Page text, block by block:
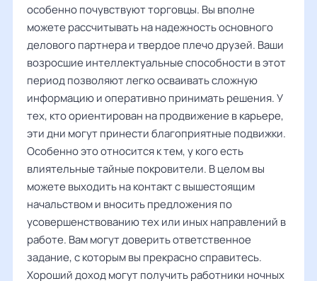
особенно почувствуют торговцы. Вы вполне
можете рассчитывать на надежность основного
делового партнера и твердое плечо друзей. Ваши
возросшие интеллектуальные способности в этот
период позволяют легко осваивать сложную
информацию и оперативно принимать решения. У
тех, кто ориентирован на продвижение в карьере,
эти дни могут принести благоприятные подвижки.
Особенно это относится к тем, у кого есть
влиятельные тайные покровители. В целом вы
можете выходить на контакт с вышестоящим
начальством и вносить предложения по
усовершенствованию тех или иных направлений в
работе. Вам могут доверить ответственное
задание, с которым вы прекрасно справитесь.
Хороший доход могут получить работники ночных